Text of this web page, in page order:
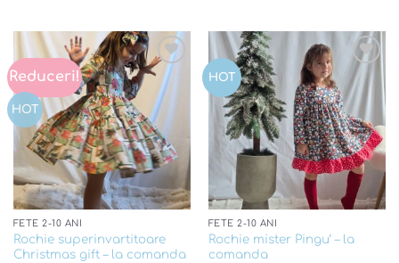
Reduceri!
HOT
Add to
wishlist
FETE 2-10 ANI
Rochie superinvartitoare
Christmas gift – la comanda
HOT
Add to
wishlist
FETE 2-10 ANI
Rochie mister Pingu’ – la
comanda